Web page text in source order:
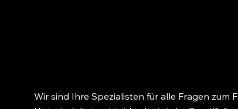
Wir sind Ihre Spezialisten für alle Fragen zum